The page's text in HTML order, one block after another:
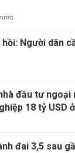
Người dân
đầu tư ngoại
18 tỷ USD
đai 3,5 sau